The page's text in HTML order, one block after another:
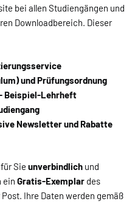
bei allen Studiengängen und
Downloadbereich. Dieser
und Prüfungsordnung
Beispiel-Lehrheft
Newsletter und Rabatte
für Sieunverbindlich und
einGratis-Exemplar des
Ihre Daten werden gemäß